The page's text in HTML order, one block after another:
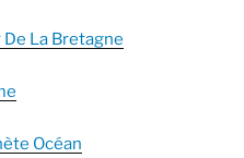
La Bretagne
Océan